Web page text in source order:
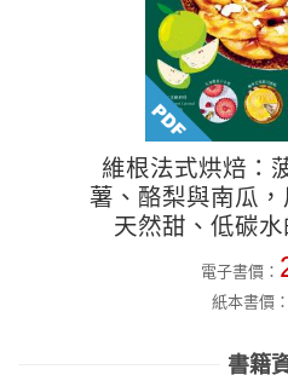
維根法式烘焙：
薯、酪梨與南瓜
天然甜、低碳水
電子書價：
紙本書價
書籍